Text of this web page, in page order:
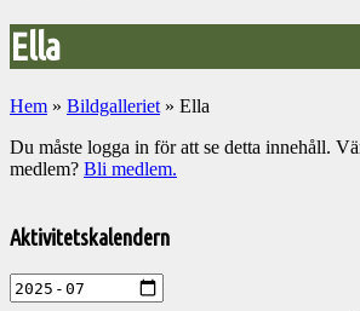
Ella
Hem » Bildgalleriet » Ella
Du måste logga in för att se detta innehåll.
medlem? Bli medlem.
till
aktiviteter
Aktivitetskalendern